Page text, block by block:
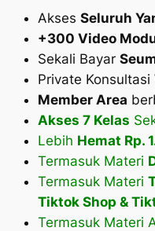
Akses Seluruh
+300 Video
Sekali Bayar
Private Konsultasi
Member Area
Akses 7 Kelas
Lebih Hemat Rp.
Termasuk Materi
Termasuk Materi
Tiktok Shop &
Termasuk Materi